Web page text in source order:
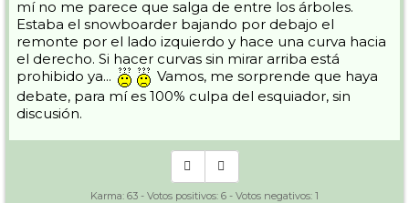
mí no me parece que salga de entre los árboles.
Estaba el snowboarder bajando por debajo el
remonte por el lado izquierdo y hace una curva hacia
el derecho. Si hacer curvas sin mirar arriba está
prohibido ya...
Vamos, me sorprende que haya
debate, para mí es 100% culpa del esquiador, sin
discusión.
Karma: 63 - Votos positivos: 6 - Votos negativos: 1